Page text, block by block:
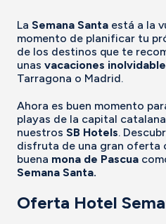
La Semana Santa está a la
momento de planificar tu
de los destinos que te
unas vacaciones
Tarragona o Madrid.
Ahora es buen momento
playas de la capital
nuestros SB Hotels.
disfruta de una gran oferta
buena mona de Pascua
Semana Santa.
Oferta Hotel